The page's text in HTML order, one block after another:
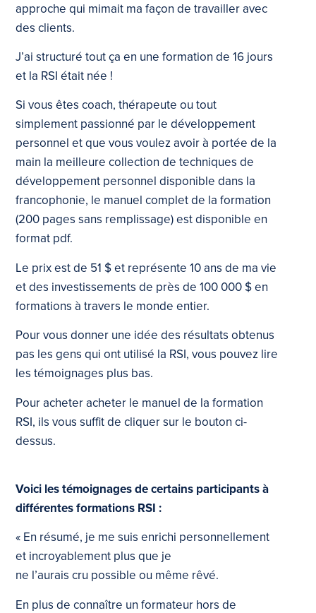
approche qui mimait ma façon de travailler avec
des clients.
J’ai structuré tout ça en une formation de 16 jours
et la RSI était née !
Si vous êtes coach, thérapeute ou tout
simplement passionné par le développement
personnel et que vous voulez avoir à portée de la
main la meilleure collection de techniques de
développement personnel disponible dans la
francophonie, le manuel complet de la formation
(200 pages sans remplissage) est disponible en
format pdf.
Le prix est de 51 $ et représente 10 ans de ma vie
et des investissements de près de 100 000 $ en
formations à travers le monde entier.
Pour vous donner une idée des résultats obtenus
pas les gens qui ont utilisé la RSI, vous pouvez lire
les témoignages plus bas.
Pour acheter acheter le manuel de la formation
RSI, ils vous suffit de cliquer sur le bouton ci-
dessus.
Voici les témoignages de certains participants à
différentes formations RSI :
« En résumé, je me suis enrichi personnellement
et incroyablement plus que je
ne l’aurais cru possible ou même rêvé.
En plus de connaître un formateur hors de